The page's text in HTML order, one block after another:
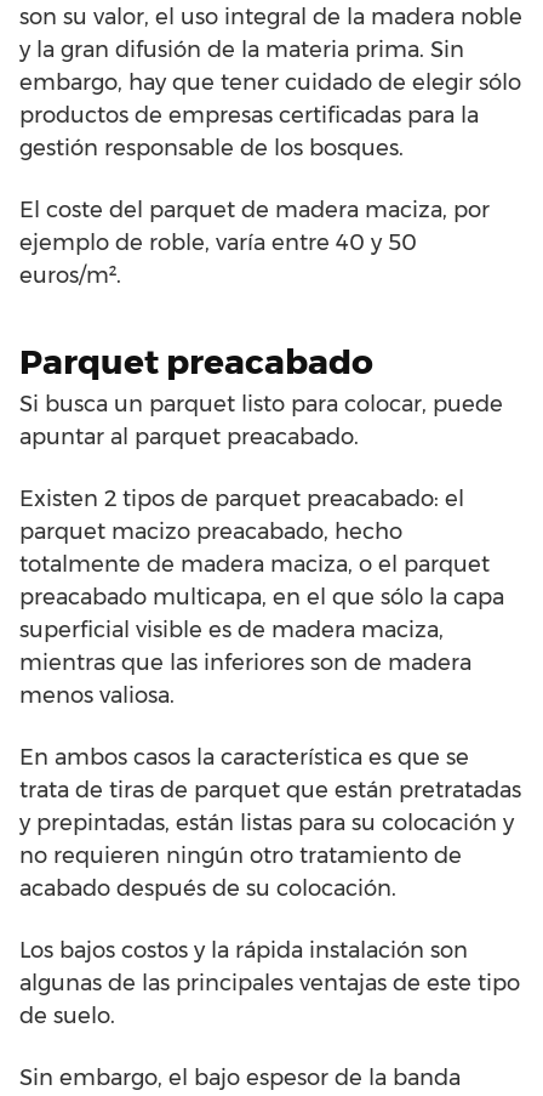
son su valor, el uso integral de la madera noble
y la gran difusión de la materia prima. Sin
embargo, hay que tener cuidado de elegir sólo
productos de empresas certificadas para la
gestión responsable de los bosques.
El coste del parquet de madera maciza, por
ejemplo de roble, varía entre 40 y 50
euros/m².
Parquet preacabado
Si busca un parquet listo para colocar, puede
apuntar al parquet preacabado.
Existen 2 tipos de parquet preacabado: el
parquet macizo preacabado, hecho
totalmente de madera maciza, o el parquet
preacabado multicapa, en el que sólo la capa
superficial visible es de madera maciza,
mientras que las inferiores son de madera
menos valiosa.
En ambos casos la característica es que se
trata de tiras de parquet que están pretratadas
y prepintadas, están listas para su colocación y
no requieren ningún otro tratamiento de
acabado después de su colocación.
Los bajos costos y la rápida instalación son
algunas de las principales ventajas de este tipo
de suelo.
Sin embargo, el bajo espesor de la banda